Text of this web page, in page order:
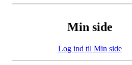
Min side
Log ind til Min side